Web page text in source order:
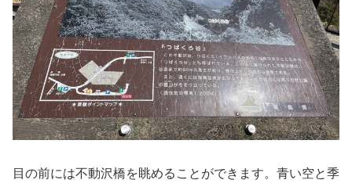
目の前には不動沢橋を眺めることができます。青い空と季